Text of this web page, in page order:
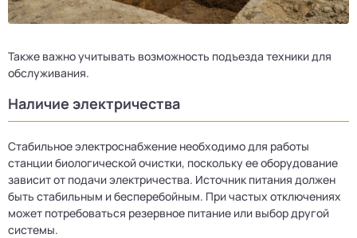
Также важно учитывать возможность подъезда техники для
обслуживания.
Наличие электричества
Стабильное электроснабжение необходимо для работы
станции биологической очистки, поскольку ее оборудование
зависит от подачи электричества. Источник питания должен
быть стабильным и бесперебойным. При частых отключениях
может потребоваться резервное питание или выбор другой
системы.